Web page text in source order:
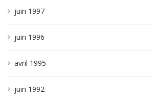
juin 1997
juin 1996
avril 1995
juin 1992